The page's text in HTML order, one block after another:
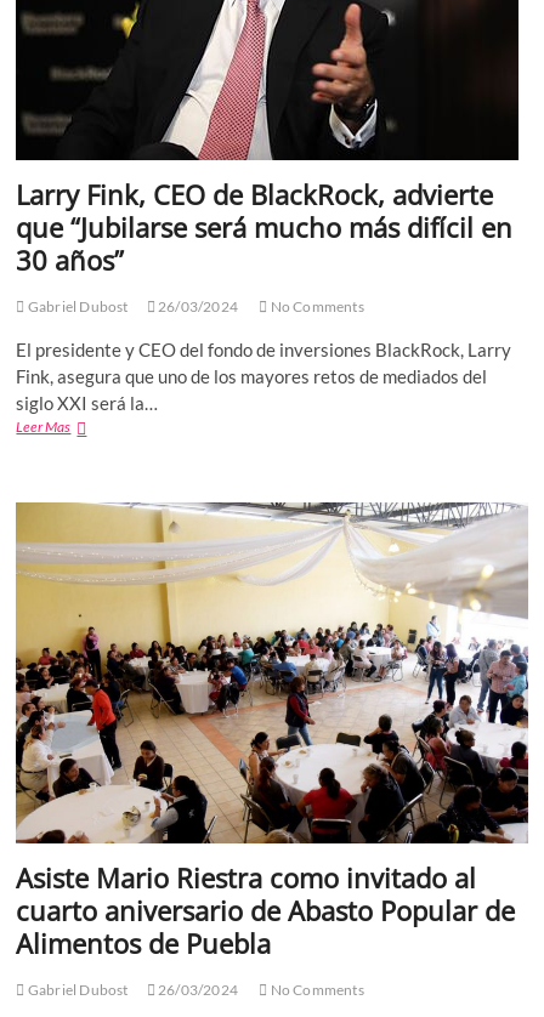
Larry Fink, CEO de BlackRock, advierte
que “Jubilarse será mucho más difícil en
30 años”
Gabriel Dubost 26/03/2024 No Comments
El presidente y CEO del fondo de inversiones BlackRock, Larry
Fink, asegura que uno de los mayores retos de mediados del
siglo XXI será la…
Leer MasLarry
BlackRock,
que
“Jubilarse
mucho
más
difícil
en
30
años”
Asiste Mario Riestra como invitado al
cuarto aniversario de Abasto Popular de
Alimentos de Puebla
Gabriel Dubost 26/03/2024 No Comments